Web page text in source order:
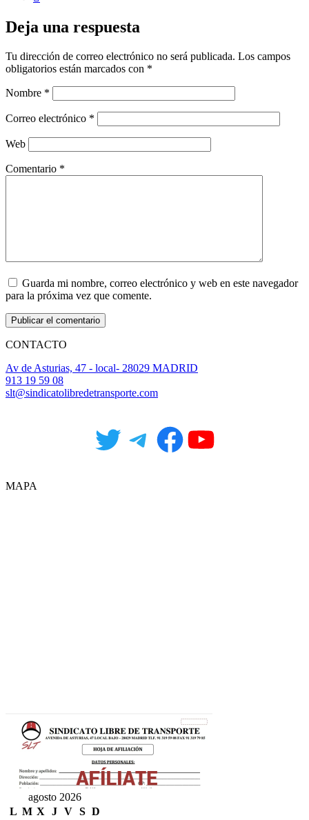
Deja una respuesta
Tu dirección de correo electrónico no será publicada. Los campos
obligatorios están marcados con *
Nombre *
Correo electrónico *
Web
Comentario *
Guarda mi nombre, correo electrónico y web en este navegador
para la próxima vez que comente.
CONTACTO
Av de Asturias, 47 - local- 28029 MADRID
913 19 59 08
slt@sindicatolibredetransporte.com
TwitterTelegram
Facebook
YouTube
MAPA
agosto 2026
L M X J V S D